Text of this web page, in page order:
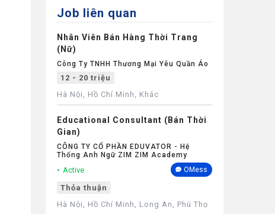
Job liên quan
Nhân Viên Bán Hàng Thời Trang
(Nữ)
Công Ty TNHH Thương Mại Yêu Quần Áo
12 - 20 triệu
Hà Nội, Hồ Chí Minh, Khác
Educational Consultant (Bán Thời
Gian)
CÔNG TY CỔ PHẦN EDUVATOR - Hệ
Thống Anh Ngữ ZIM ZIM Academy
Active OMess
Thỏa thuận
Hà Nội, Hồ Chí Minh, Long An, Phú Thọ